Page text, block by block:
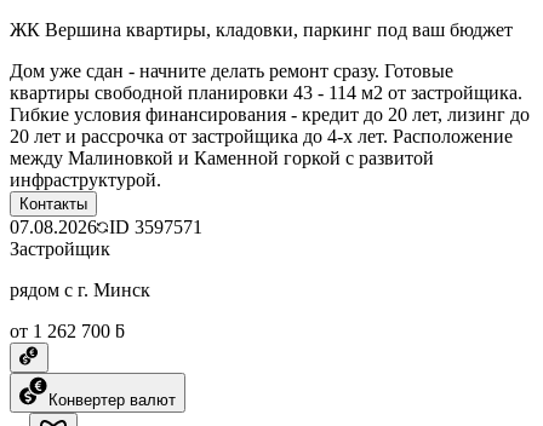
ЖК Вершина квартиры, кладовки, паркинг под ваш бюджет
Дом уже сдан - начните делать ремонт сразу. Готовые
квартиры свободной планировки 43 - 114 м2 от застройщика.
Гибкие условия финансирования - кредит до 20 лет, лизинг до
20 лет и рассрочка от застройщика до 4-х лет. Расположение
между Малиновкой и Каменной горкой с развитой
инфраструктурой.
Контакты
07.08.2026 ID 3597571
Застройщик
рядом с г. Минск
от 1 262 700 ƃ
Конвертер валют